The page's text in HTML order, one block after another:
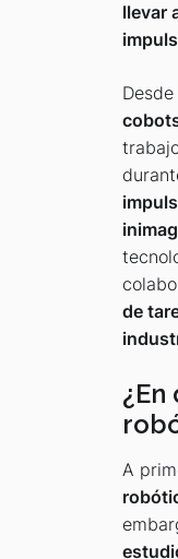
llevar
de
A